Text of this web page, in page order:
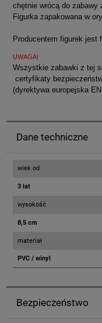
chętnie wrócą do zabawy
Figurka zapakowana w
Producentem figurek jest
UWAGA!
Wszystkie zabawki z tej
certyfikaty
(dyrektywa europejska
Dane techniczne
wiek od
3 lat
wysokość
8,5 cm
materiał
PVC / winyl
Bezpieczeństwo